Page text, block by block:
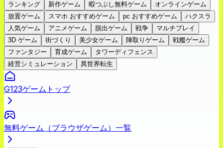
ランキング 新作ゲーム 暇つぶし無料ゲーム
オンラインゲーム
放置ゲーム
スマホ おすすめゲーム pc おすすめゲーム
ハクスラ
人気ゲーム
アニメゲーム 脱出ゲーム 戦争
マルチプレイ
3D ゲーム
街づくり 美少女ゲーム 陣取りゲーム
戦艦ゲーム
ファンタジー
育成ゲーム
タワーディフェンス
経営シミュレーション
異世界転生
G123ゲームトップ
無料ゲーム（ブラウザゲーム）一覧